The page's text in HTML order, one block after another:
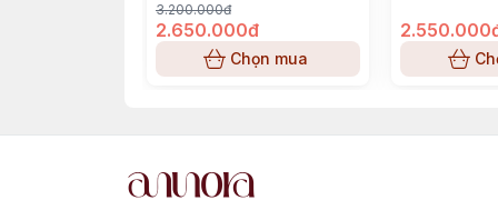
3.200.000đ
2.650.000đ
Chọn mua